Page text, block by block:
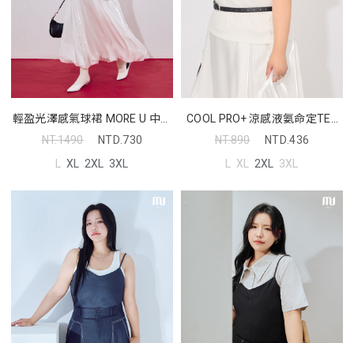
輕盈光澤感氣球裙 MORE U 中大
尺碼裙子
NT.1490
NTD.730
L XL 2XL 3XL
COOL PRO+ 涼感液氨命定TEE
MORE U 中大尺碼上衣
NT.890
NTD.436
L XL 2XL 3XL